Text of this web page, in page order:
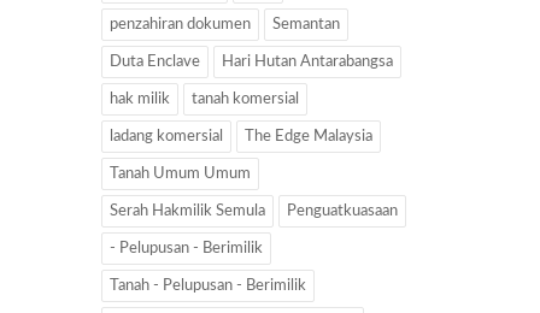
penzahiran dokumen Semantan
Duta Enclave Hari Hutan Antarabangsa
hak milik tanah komersial
ladang komersial The Edge Malaysia
Tanah Umum Umum
Serah Hakmilik Semula Penguatkuasaan
- Pelupusan - Berimilik
Tanah - Pelupusan - Berimilik